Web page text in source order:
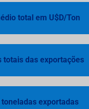
total em U$D/Ton
totais das exportações
exportadas